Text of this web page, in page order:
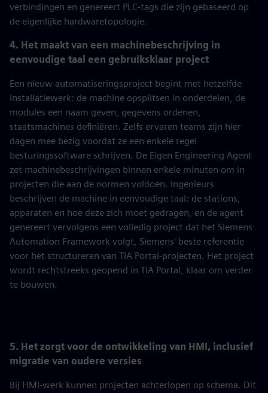
verbindingen en genereert PLC-tags die zijn gebaseerd op
de eigenlijke hardwaretopologie.
4. Het maakt van een machinebeschrijving in
eenvoudige taal een gebruiksklaar project
Een nieuw automatiseringsproject begint met hetzelfde
installatiewerk: de machine opsplitsen in onderdelen, de
modules een naam geven, gegevens ordenen,
staatsmachines definiëren. Zelfs ervaren teams zijn hier
dagen mee bezig voordat ze een enkele regel
besturingssoftware schrijven. De Eigen Engineering Agent
zet machinebeschrijvingen binnen enkele minuten om in
projecten die aan de normen voldoen. Ingenieurs
beschrijven de machine in eenvoudige taal: de stations,
apparaten en hoe deze zich moet gedragen, en de agent
genereert vervolgens een volledig project dat het Siemens
Automation Framework volgt, Siemens' beste referentie
voor het structureren van TIA Portal-projecten. Het project
wordt rechtstreeks geopend in TIA Portal, klaar om verder
te bouwen.
5. Het zorgt voor de ontwikkeling van HMI, inclusief
migratie van oudere versies
Bij HMI-werk kunnen projecten achterlopen op schema. Dit